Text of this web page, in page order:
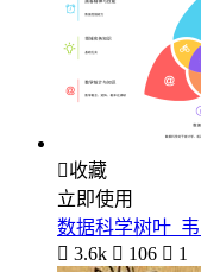
收藏
立即使用
数据科学树叶_韦
 3.6k  106  1